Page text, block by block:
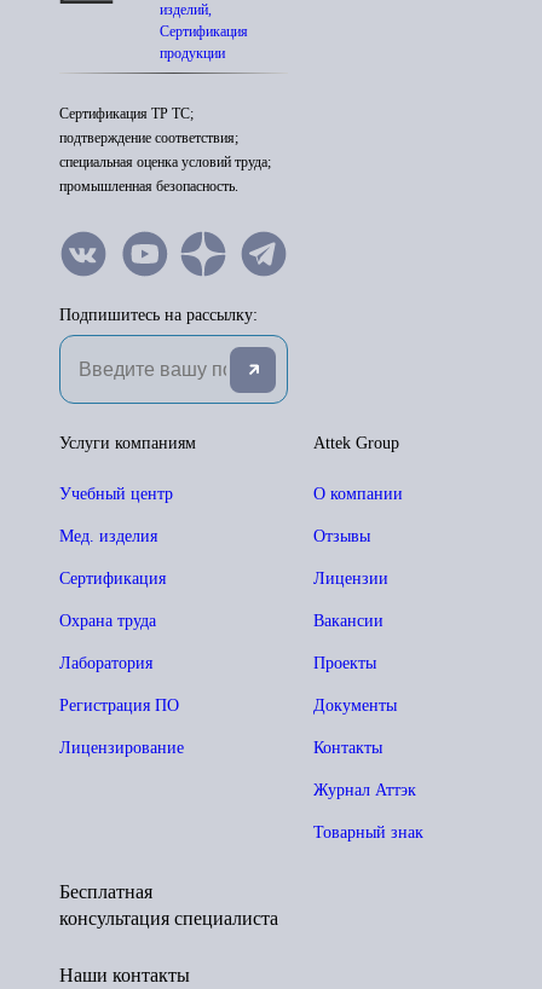
изделий,
Сертификация
продукции
Сертификация ТР ТС;
подтверждение соответствия;
специальная оценка условий труда;
промышленная безопасность.
Подпишитесь на рассылку:
Attek Group
О компании
Отзывы
Лицензии
Вакансии
Проекты
Документы
Контакты
Журнал Аттэк
Товарный знак
Услуги компаниям
Учебный центр
Мед. изделия
Сертификация
Охрана труда
Лаборатория
Регистрация ПО
Лицензирование
Бесплатная
консультация специалиста
Наши контакты